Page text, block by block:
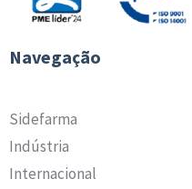
Navegação
Sidefarma
Indústria
Internacional